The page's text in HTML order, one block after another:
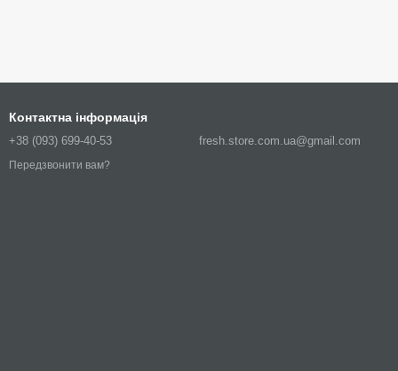
Контактна інформація
+38 (093) 699-40-53
Передзвонити вам?
fresh.store.com.ua@gmail.com